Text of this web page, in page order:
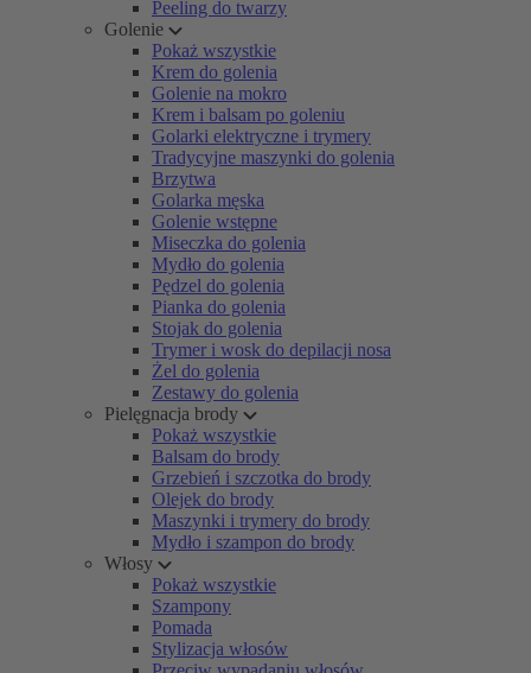
Peeling do twarzy
Golenie
Pokaż wszystkie
Krem do golenia
Golenie na mokro
Krem i balsam po goleniu
Golarki elektryczne i trymery
Tradycyjne maszynki do golenia
Brzytwa
Golarka męska
Golenie wstępne
Miseczka do golenia
Mydło do golenia
Pędzel do golenia
Pianka do golenia
Stojak do golenia
Trymer i wosk do depilacji nosa
Żel do golenia
Zestawy do golenia
Pielęgnacja brody
Pokaż wszystkie
Balsam do brody
Grzebień i szczotka do brody
Olejek do brody
Maszynki i trymery do brody
Mydło i szampon do brody
Włosy
Pokaż wszystkie
Szampony
Pomada
Stylizacja włosów